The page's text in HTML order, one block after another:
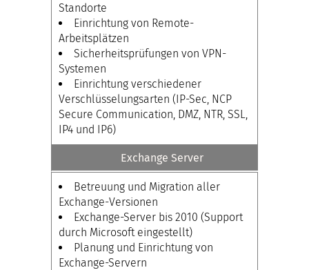
Standorte
Einrichtung von Remote-
Arbeitsplätzen
Sicherheitsprüfungen von VPN-
Systemen
Einrichtung verschiedener
Verschlüsselungsarten (IP-Sec, NCP
Secure Communication, DMZ, NTR, SSL,
IP4 und IP6)
Exchange Server
Betreuung und Migration aller
Exchange-Versionen
Exchange-Server bis 2010 (Support
durch Microsoft eingestellt)
Planung und Einrichtung von
Exchange-Servern